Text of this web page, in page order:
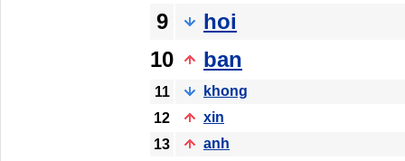
9
hoi
10
ban
11
khong
12
xin
13
anh